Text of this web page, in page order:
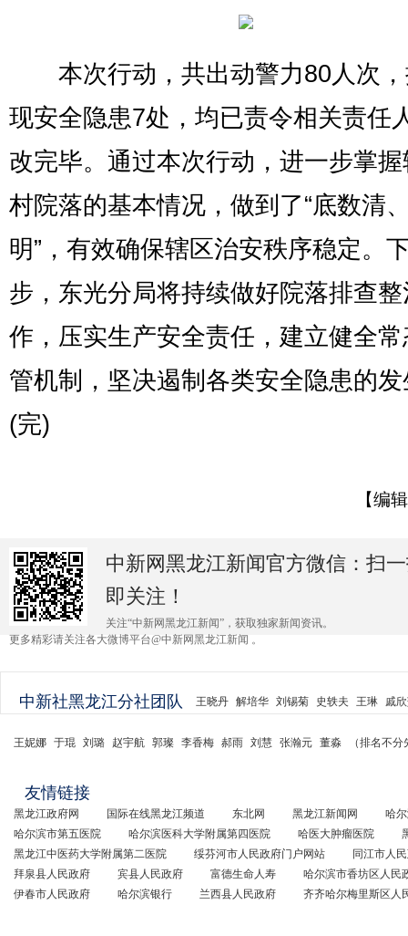
本次行动，共出动警力80人次，
现安全隐患7处，均已责令相关责任
改完毕。通过本次行动，进一步掌
村院落的基本情况，做到了“底数清
明”，有效确保辖区治安秩序稳定。
步，东光分局将持续做好院落排查
作，压实生产安全责任，建立健全
管机制，坚决遏制各类安全隐患的
(完)
【编
中新网黑龙江新闻官方微信：扫
即关注！
关注“中新网黑龙江新闻”，获取独家新闻资讯。
更多精彩请关注各大微博平台@中新网黑龙江新闻 。
中新社黑龙江分社团队 王晓丹 解培华 刘锡菊 史轶夫 王琳 戚
王妮娜 于琨 刘璐 赵宇航 郭璨 李香梅 郝雨 刘慧 张瀚元 董淼 （排名不
友情链接
黑龙江政府网 国际在线黑龙江频道 东北网 黑龙江新闻网
哈
哈尔滨市第五医院
哈尔滨医科大学附属第四医院 哈医大肿瘤医院
黑龙江中医药大学附属第二医院
绥芬河市人民政府门户网站
同江市人
拜泉县人民政府
宾县人民政府 富德生命人寿
哈尔滨市香坊区人民
伊春市人民政府
哈尔滨银行 兰西县人民政府 齐齐哈尔梅里斯区人